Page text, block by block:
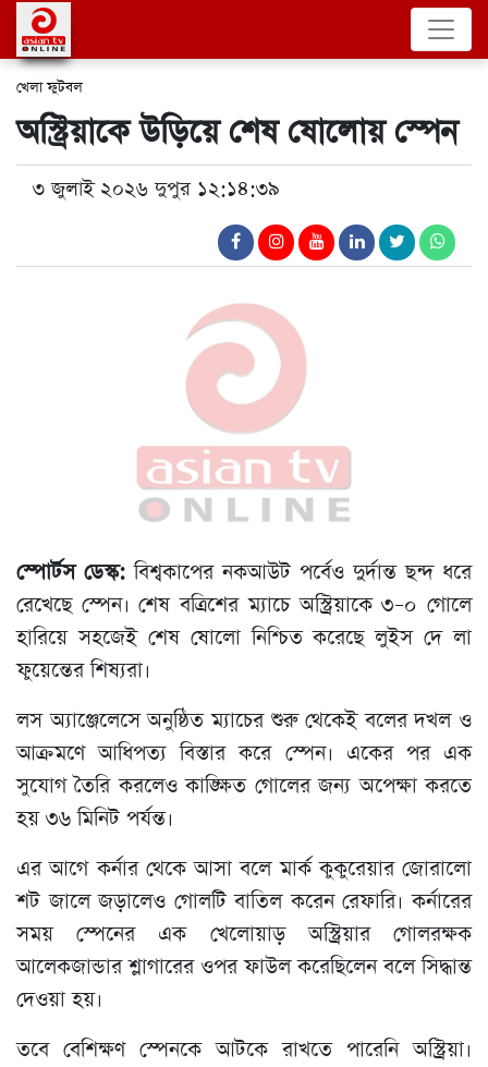
খেলা ফুটবল
অস্ট্রিয়াকে উড়িয়ে শেষ ষোলোয় স্পেন
৩ জুলাই ২০২৬ দুপুর ১২:১৪:৩৯
স্পোর্টস ডেস্ক:বিশ্বকাপের নকআউট পর্বেও দুর্দান্ত ছন্দ ধরে
রেখেছে স্পেন। শেষ বত্রিশের ম্যাচে অস্ট্রিয়াকে ৩–০ গোলে
হারিয়ে সহজেই শেষ ষোলো নিশ্চিত করেছে লুইস দে লা
ফুয়েন্তের শিষ্যরা।
লস অ্যাঞ্জেলেসে অনুষ্ঠিত ম্যাচের শুরু থেকেই বলের দখল ও
আক্রমণে আধিপত্য বিস্তার করে স্পেন। একের পর এক
সুযোগ তৈরি করলেও কাঙ্ক্ষিত গোলের জন্য অপেক্ষা করতে
হয় ৩৬ মিনিট পর্যন্ত।
এর আগে কর্নার থেকে আসা বলে মার্ক কুকুরেয়ার জোরালো
শট জালে জড়ালেও গোলটি বাতিল করেন রেফারি। কর্নারের
সময় স্পেনের এক খেলোয়াড় অস্ট্রিয়ার গোলরক্ষক
আলেকজান্ডার শ্লাগারের ওপর ফাউল করেছিলেন বলে সিদ্ধান্ত
দেওয়া হয়।
তবে বেশিক্ষণ স্পেনকে আটকে রাখতে পারেনি অস্ট্রিয়া।